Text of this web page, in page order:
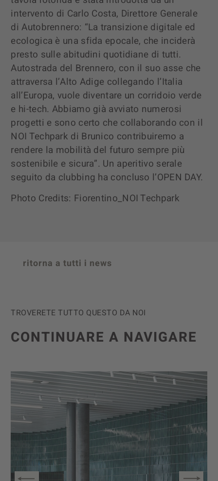
intervento di Carlo Costa, Direttore Generale
di Autobrennero: “La transizione digitale ed
ecologica è una sfida epocale, che inciderà
presto sulle abitudini quotidiane di tutti.
Autostrada del Brennero, con il suo asse che
attraversa l’Alto Adige collegando l’Italia
all’Europa, vuole diventare un corridoio verde
e hi-tech. Abbiamo già avviato numerosi
progetti e sono certo che collaborando con il
NOI Techpark di Brunico contribuiremo a
rendere la mobilità del futuro sempre più
sostenibile e sicura”. Un aperitivo serale
seguito da clubbing ha concluso l’OPEN DAY.
Photo Credits: Fiorentino_NOI Techpark
ritorna a tutti i news
TROVERETE TUTTO QUESTO DA NOI
CONTINUARE A NAVIGARE